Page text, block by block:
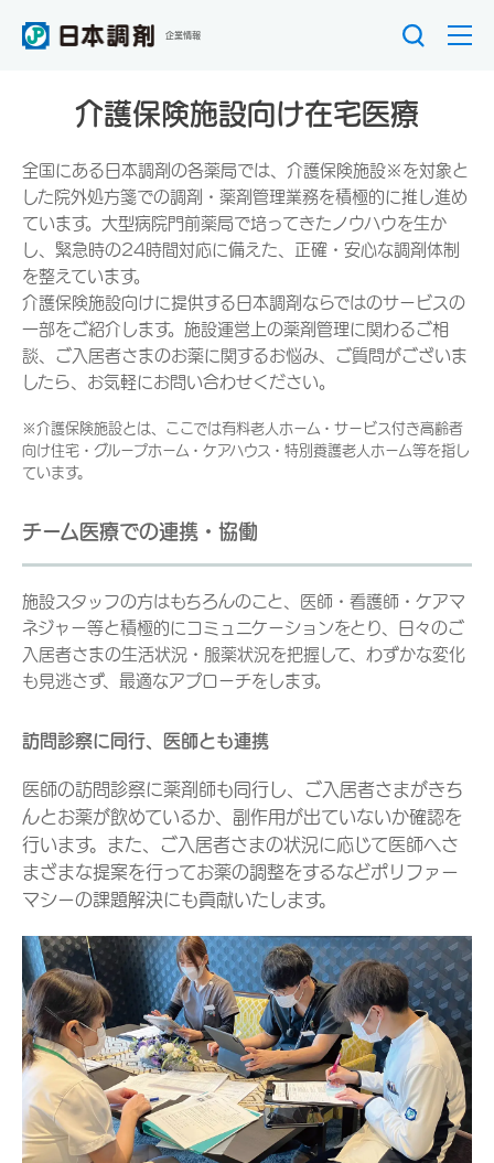
企業情報
介護保険施設向け在宅医療
全国にある日本調剤の各薬局では、介護保険施設※を対象と
した院外処方箋での調剤・薬剤管理業務を積極的に推し進め
ています。大型病院門前薬局で培ってきたノウハウを生か
し、緊急時の24時間対応に備えた、正確・安心な調剤体制
を整えています。
介護保険施設向けに提供する日本調剤ならではのサービスの
一部をご紹介します。施設運営上の薬剤管理に関わるご相
談、ご入居者さまのお薬に関するお悩み、ご質問がございま
したら、お気軽にお問い合わせください。
※介護保険施設とは、ここでは有料老人ホーム・サービス付き高齢者
向け住宅・グループホーム・ケアハウス・特別養護老人ホーム等を指し
ています。
チーム医療での連携・協働
施設スタッフの方はもちろんのこと、医師・看護師・ケアマ
ネジャー等と積極的にコミュニケーションをとり、日々のご
入居者さまの生活状況・服薬状況を把握して、わずかな変化
も見逃さず、最適なアプローチをします。
訪問診察に同行、医師とも連携
医師の訪問診察に薬剤師も同行し、ご入居者さまがきち
んとお薬が飲めているか、副作用が出ていないか確認を
行います。また、ご入居者さまの状況に応じて医師へさ
まざまな提案を行ってお薬の調整をするなどポリファー
マシーの課題解決にも貢献いたします。